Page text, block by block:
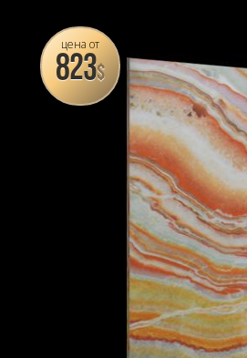
цена от
823$